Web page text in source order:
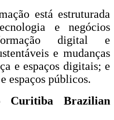
está estruturada
e negócios
digital e
e mudanças
e espaços digitais; e
espaços públicos.
Curitiba Brazilian